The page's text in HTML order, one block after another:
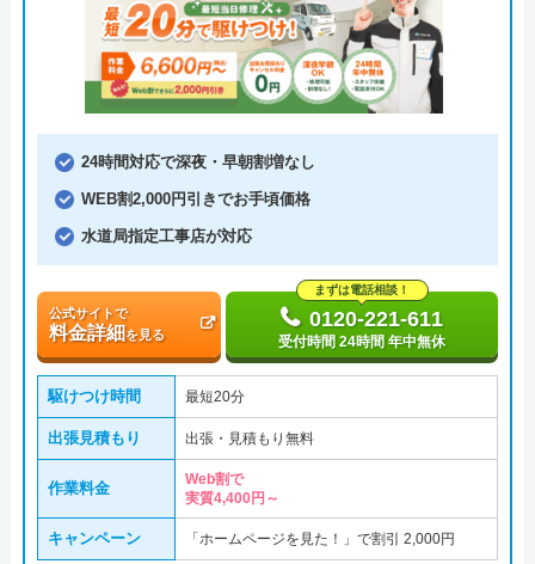
24時間対応で深夜・早朝割増なし
WEB割2,000円引きでお手頃価格
水道局指定工事店が対応
公式サイトで
料金詳細を見る
まずは電話相談！
0120-221-611
受付時間 24時間 年中無休
駆けつけ時間 最短20分
出張見積もり 出張・見積もり無料
作業料金
Web割で
実質4,400円～
キャンペーン 「ホームページを見た！」で割引 2,000円